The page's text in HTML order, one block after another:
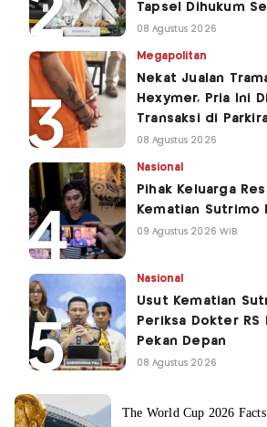
Tapsel Dihukum
08 Agustus 2026
Megapolitan
Nekat Jualan
Hexymer, Pria Ini
Transaksi di
08 Agustus 2026
Nasional
Pihak Keluarga
Kematian Sutrimo
09 Agustus 2026 WIB
Nasional
Usut Kematian
Periksa Dokter RS
Pekan Depan
08 Agustus 2026